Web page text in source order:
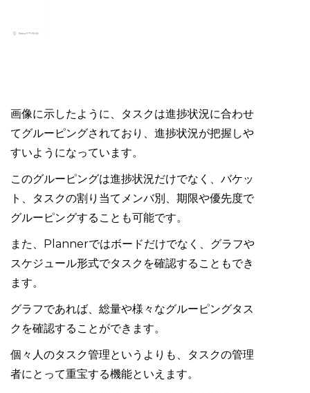
画像に示したように、タスクは進捗状況に合わせ
てグルーピングされており、進捗状況が把握しや
すいようになっています。
このグルーピングは進捗状況だけでなく、バケッ
ト、タスクの割り当てメンバ別、期限や優先度で
グルーピングすることも可能です。
また、Plannerではボードだけでなく、グラフや
スケジュール形式でタスクを確認することもでき
ます。
グラフであれば、総量や様々なグルーピングタス
クを確認することができます。
個々人のタスク管理というよりも、タスクの管理
者にとって重宝する機能といえます。